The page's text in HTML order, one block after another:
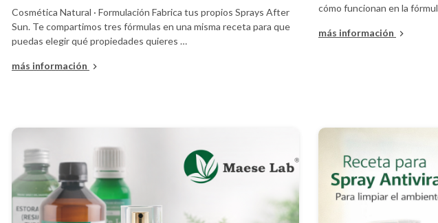
Cosmética Natural · Formulación Fabrica tus propios Sprays After
Sun. Te compartimos tres fórmulas en una misma receta para que
puedas elegir qué propiedades quieres …
más información
cómo funcionan en la
más información